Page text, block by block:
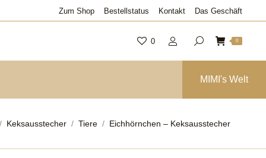
Zum Shop Bestellstatus Kontakt Das Geschäft
0 0
MIMI's Welt
sich hier:
Keksausstecher Tiere Eichhörnchen – Keksausstecher